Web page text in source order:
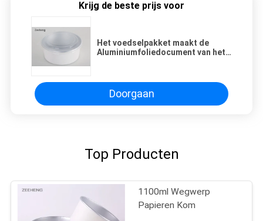
Krijg de beste prijs voor
Het voedselpakket maakt de
Aluminiumfoliedocument van het
Doorgaan
Top Producten
1100ml Wegwerp
Papieren Kom